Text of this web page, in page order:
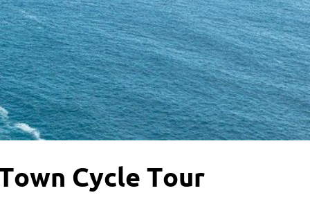
Cycle Tour